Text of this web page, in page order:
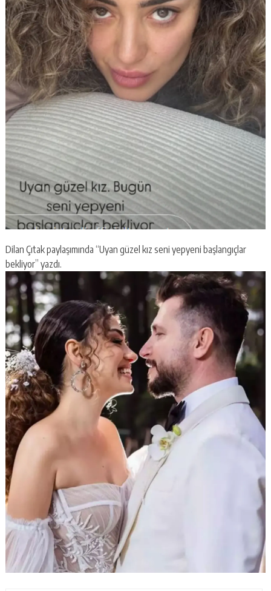
Dilan Çıtak paylaşımında “Uyan güzel kız seni yepyeni başlangıçlar
bekliyor” yazdı.